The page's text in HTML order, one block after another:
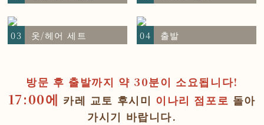
03 옷/헤어 세트 04 출발
방문 후 출발까지 약 30분이 소요됩니다!
17:00에 카레 교토 후시미 이나리 점포로 돌아
가시기 바랍니다.